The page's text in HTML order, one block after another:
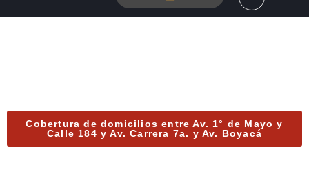
Cobertura de domicilios entre Av. 1° de Mayo y
Calle 184 y Av. Carrera 7a. y Av. Boyacá